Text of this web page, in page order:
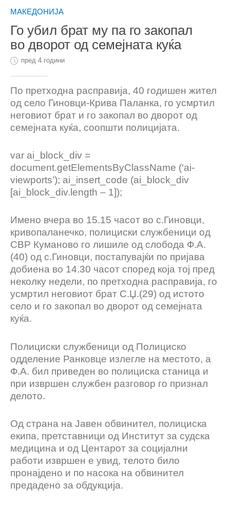
МАКЕДОНИЈА
Го убил брат му па го закопал
во дворот од семејната куќа
пред 4 години
По претходна расправија, 40 годишен жител
од село Гиновци-Крива Паланка, го усмртил
неговиот брат и го закопал во дворот од
семејната куќа, соопшти полицијата.
var ai_block_div =
document.getElementsByClassName (‘ai-
viewports’); ai_insert_code (ai_block_div
[ai_block_div.length – 1]);
Имено вчера во 15.15 часот во с.Гиновци,
кривопаланечко, полициски службеници од
СВР Куманово го лишиле од слобода Ф.А.
(40) од с.Гиновци, постапувајќи по пријава
добиена во 14.30 часот според која тој пред
неколку недели, по претходна расправија, го
усмртил неговиот брат С.Џ.(29) од истото
село и го закопал во дворот од семејната
куќа.
Полициски службеници од Полициско
одделение Ранковце излегле на местото, а
Ф.А. бил приведен во полициска станица и
при извршен службен разговор го признал
делото.
Од страна на Јавен обвинител, полициска
екипа, претставници од Институт за судска
медицина и од Центарот за социјални
работи извршен е увид, телото било
пронајдено и по насока на обвинител
предадено за обдукција.